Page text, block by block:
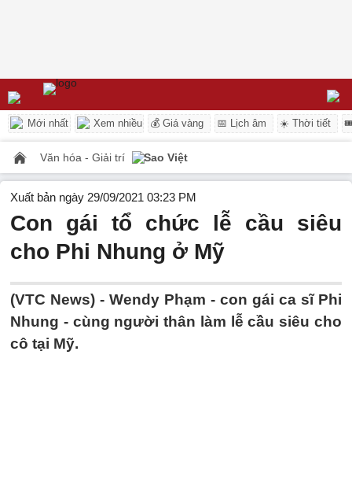
Mới nhất Xem nhiều 💰 Giá vàng 📅 Lịch âm ☀️ Thời tiết
Văn hóa - Giải trí Sao Việt
Xuất bản ngày 29/09/2021 03:23 PM
Con gái tổ chức lễ cầu siêu
cho Phi Nhung ở Mỹ
(VTC News) - Wendy Phạm - con gái ca sĩ Phi
Nhung - cùng người thân làm lễ cầu siêu cho
cô tại Mỹ.